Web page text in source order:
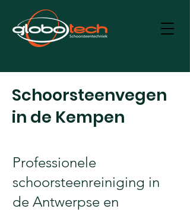
Schoorsteenvegen
in de Kempen
Professionele
schoorsteenreiniging in
de Antwerpse en